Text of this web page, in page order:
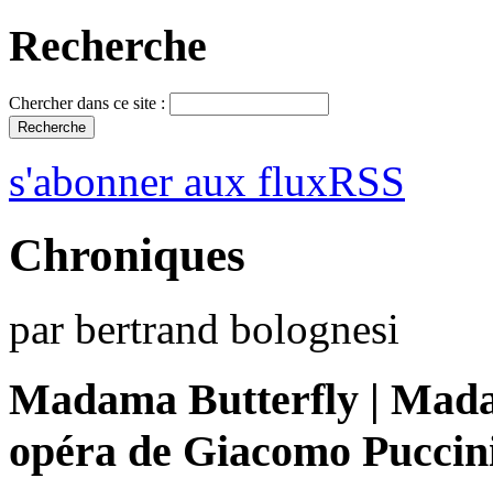
Recherche
Chercher dans ce site :
s'abonner aux fluxRSS
Chroniques
par bertrand bolognesi
Madama Butterfly |
opéra de Giacomo